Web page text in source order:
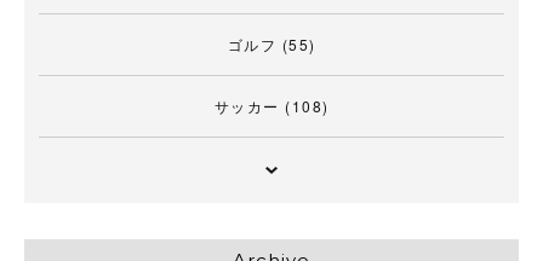
ゴルフ (55)
サッカー (108)